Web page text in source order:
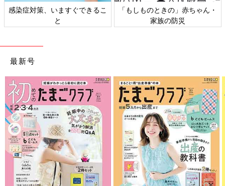
日本外来小児科学会リーフレッ
ト検討会
六星占術 細木かおりさんの人生
相談
最新号